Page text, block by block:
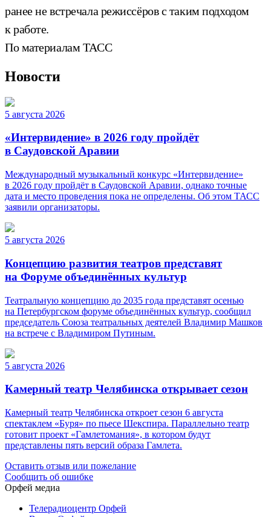
ранее не встречала режиссёров с таким подходом
к работе.
По материалам ТАСС
Новости
5 августа 2026
«Интервидение» в 2026 году пройдёт
в Саудовской Аравии
Международный музыкальный конкурс «Интервидение»
в 2026 году пройдёт в Саудовской Аравии, однако точные
дата и место проведения пока не определены. Об этом ТАСС
заявили организаторы.
5 августа 2026
Концепцию развития театров представят
на Форуме объединённых культур
Театральную концепцию до 2035 года представят осенью
на Петербургском форуме объединённых культур, сообщил
председатель Союза театральных деятелей Владимир Машков
на встрече с Владимиром Путиным.
5 августа 2026
Камерный театр Челябинска открывает сезон
Камерный театр Челябинска откроет сезон 6 августа
спектаклем «Буря» по пьесе Шекспира. Параллельно театр
готовит проект «Гамлетомания», в котором будут
представлены пять версий образа Гамлета.
Оставить отзыв или пожелание
Сообщить об ошибке
Орфей медиа
Телерадиоцентр Орфей